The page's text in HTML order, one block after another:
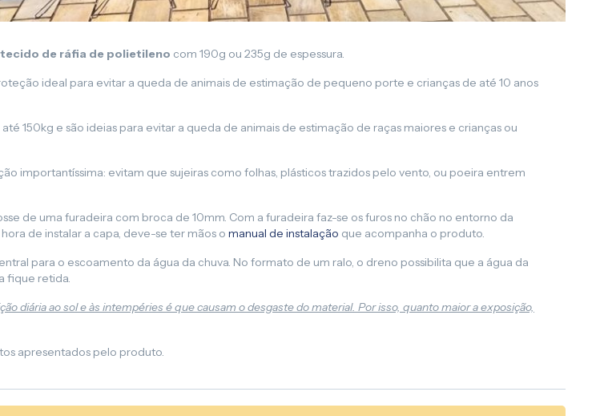
tecido de ráfia de polietileno com 190g ou 235g de espessura.
ideal para evitar a queda de animais de estimação de pequeno porte e crianças de até 10 anos
150kg e são ideias para evitar a queda de animais de estimação de raças maiores e crianças ou
importantíssima: evitam que sujeiras como folhas, plásticos trazidos pelo vento, ou poeira entrem
de uma furadeira com broca de 10mm. Com a furadeira faz-se os furos no chão no entorno da
de instalar a capa, deve-se ter mãos o manual de instalação que acompanha o produto.
para o escoamento da água da chuva. No formato de um ralo, o dreno possibilita que a água da
fique retida.
diária ao sol e às intempéries é que causam o desgaste do material. Por isso, quanto maior a exposição,
apresentados pelo produto.